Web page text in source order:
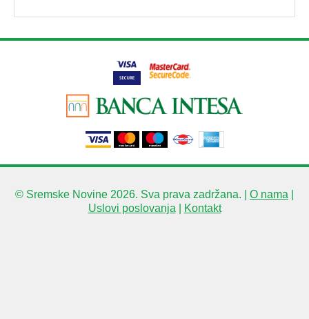
© Sremske Novine 2026. Sva prava zadržana. | O nama
Uslovi poslovanja| Kontakt